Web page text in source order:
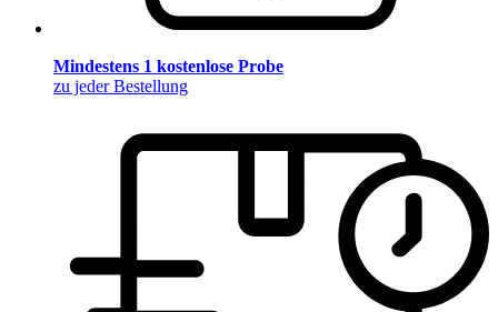
Mindestens 1 kostenlose Probe
zu jeder Bestellung